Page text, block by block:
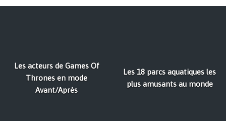
Les acteurs de Games Of
Thrones en mode
Avant/Après
Les 18 parcs aquatiques les
plus amusants au monde